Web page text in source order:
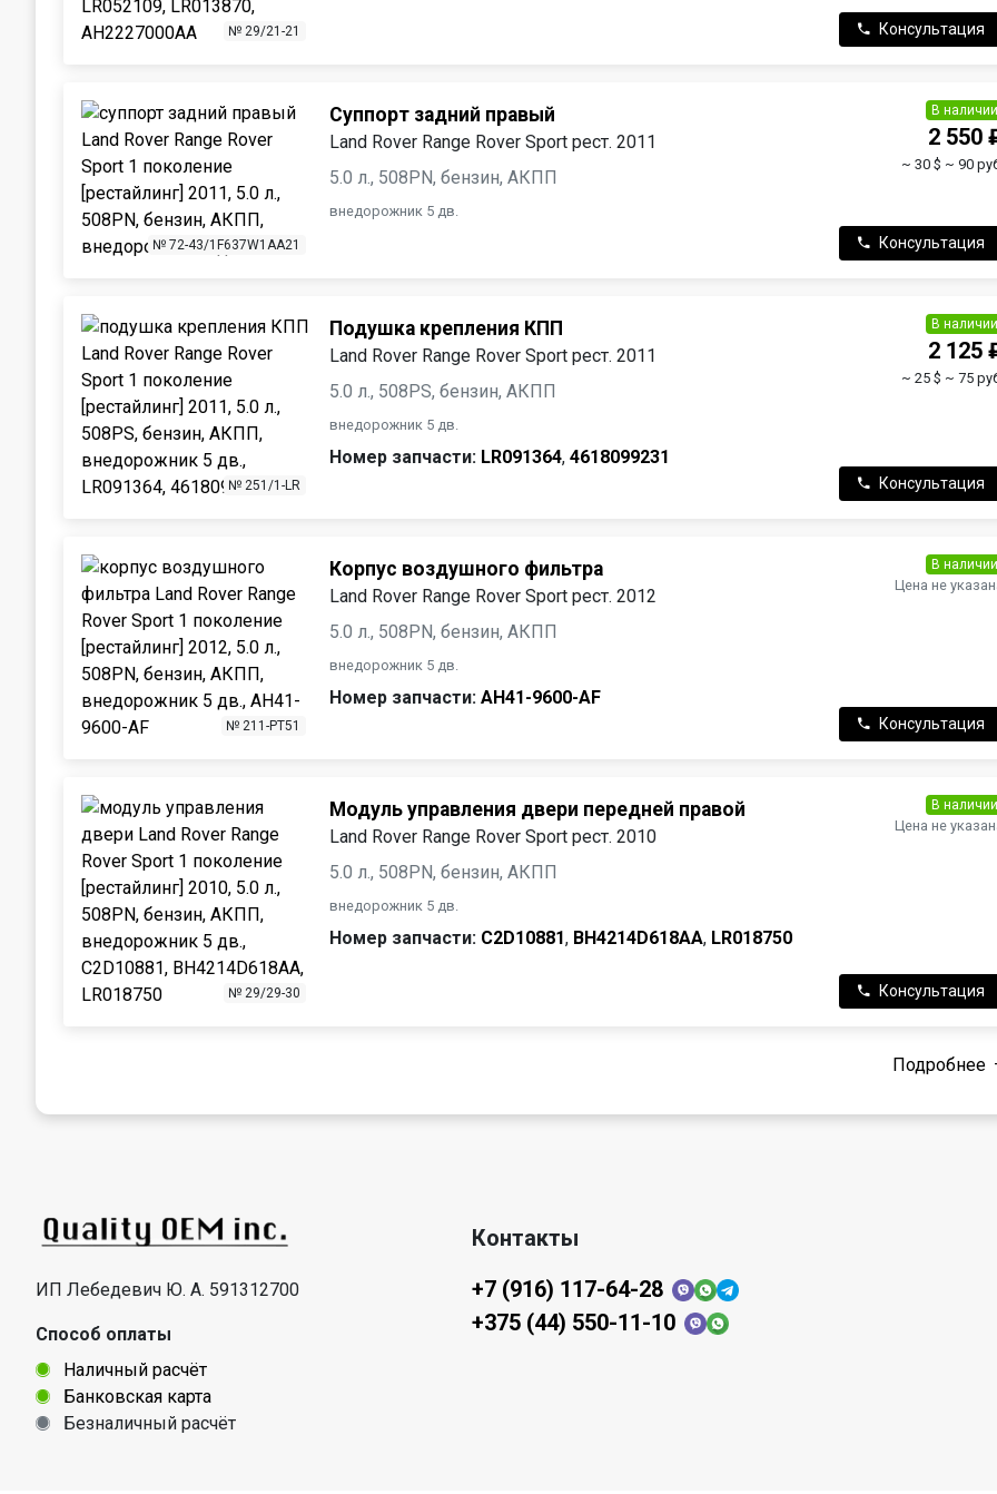
№ 29/21-21 Консультация
№ 72-43/1F637W1AA21
Суппорт задний правый
Land Rover Range Rover Sport рест. 2011
5.0 л., 508PN, бензин, АКПП
внедорожник 5 дв.
В наличии
2 550
~ 30 $ ~ 90
Консультация
№ 251/1-LR
Подушка крепления КПП
Land Rover Range Rover Sport рест. 2011
5.0 л., 508PS, бензин, АКПП
внедорожник 5 дв.
Номер запчасти: LR091364,4618099231
В наличии
2 125
~ 25 $ ~ 75
Консультация
№ 211-PT51
Корпус воздушногo фильтра
Land Rover Range Rover Sport рест. 2012
5.0 л., 508PN, бензин, АКПП
внедорожник 5 дв.
Номер запчасти: AH41-9600-AF
В наличии
Цена не
Консультация
№ 29/29-30
Модуль управления двери передней правой
Land Rover Range Rover Sport рест. 2010
5.0 л., 508PN, бензин, АКПП
внедорожник 5 дв.
Номер запчасти: C2D10881, BH4214D618AA, LR018750
В наличии
Цена не
Консультация
Подробнее
ИП Лебедевич Ю. А. 591312700
Способ оплаты
Наличный расчёт
Банковская карта
Безналичный расчёт
Контакты
+7 (916) 117-64-28
+375 (44) 550-11-10